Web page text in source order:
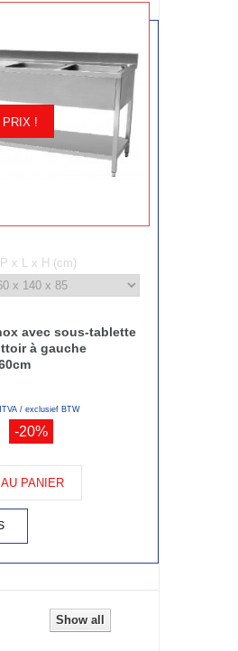
PRIX !
x L x H (cm)
avec sous-tablette
à gauche
/ exclusief BTW
-20%
PANIER
Show all